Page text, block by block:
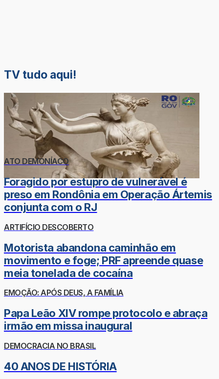
TV tudo aqui!
ATO DEMONÍACO
Foragido por estupro de vulnerável é
preso em Rondônia em Operação Ártemis
conjunta com o RJ
ARTIFÍCIO DESCOBERTO
Motorista abandona caminhão em
movimento e foge; PRF apreende quase
meia tonelada de cocaína
EMOÇÃO: APÓS DEUS, A FAMÍLIA
Papa Leão XIV rompe protocolo e abraça
irmão em missa inaugural
DEMOCRACIA NO BRASIL
40 ANOS DE HISTÓRIA